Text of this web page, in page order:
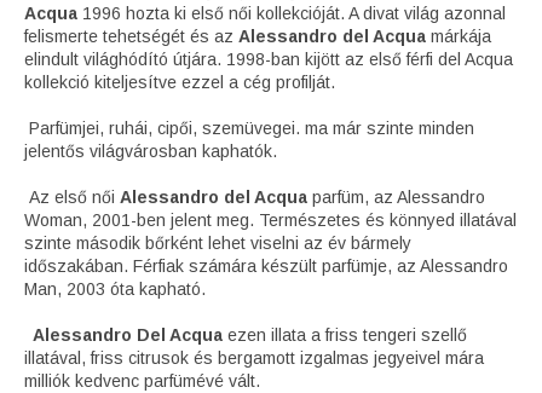
Acqua 1996 hozta ki első női kollekcióját. A divat világ azonnal
felismerte tehetségét és az Alessandro del Acqua márkája
elindult világhódító útjára. 1998-ban kijött az első férfi del Acqua
kollekció kiteljesítve ezzel a cég profilját.
Parfümjei, ruhái, cipői, szemüvegei. ma már szinte minden
jelentős világvárosban kaphatók.
Az első női Alessandro del Acqua parfüm, az Alessandro
Woman, 2001-ben jelent meg. Természetes és könnyed illatával
szinte második bőrként lehet viselni az év bármely
időszakában. Férfiak számára készült parfümje, az Alessandro
Man, 2003 óta kapható.
Alessandro Del Acqua ezen illata a friss tengeri szellő
illatával, friss citrusok és bergamott izgalmas jegyeivel mára
milliók kedvenc parfümévé vált.